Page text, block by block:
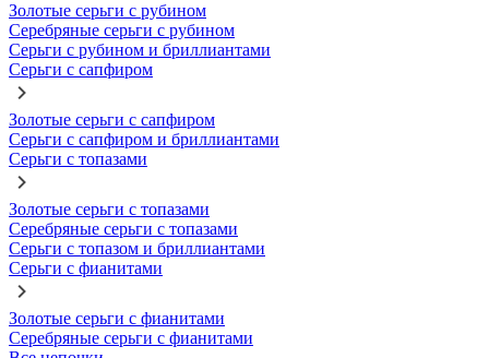
Золотые серьги с рубином
Серебряные серьги с рубином
Серьги с рубином и бриллиантами
Серьги с сапфиром
Золотые серьги с сапфиром
Серьги с сапфиром и бриллиантами
Серьги с топазами
Золотые серьги с топазами
Серебряные серьги с топазами
Серьги с топазом и бриллиантами
Серьги с фианитами
Золотые серьги с фианитами
Серебряные серьги с фианитами